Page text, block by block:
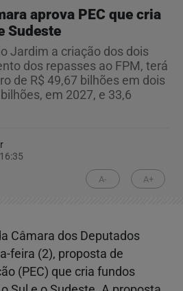
aprova PEC que cria
Sudeste
Jardim a criação dos dois
dos repasses ao FPM, terá
de R$ 49,67 bilhões em dois
em 2027, e 33,6
A- A+
Câmara dos Deputados
feira (2), proposta de
(PEC) que cria fundos